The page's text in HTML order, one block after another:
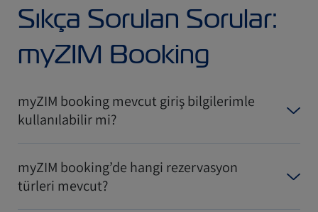
Sıkça Sorulan Sorular:
myZIM Booking
myZIM booking mevcut giriş bilgilerimle
kullanılabilir mi?
myZIM booking’de hangi rezervasyon
türleri mevcut?